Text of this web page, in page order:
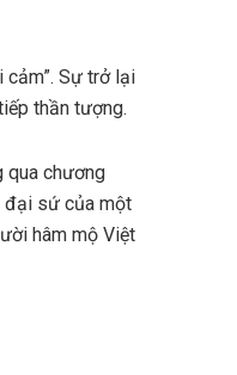
cảm”. Sự trở lại
thần tượng.
qua chương
đại sứ của một
hâm mộ Việt